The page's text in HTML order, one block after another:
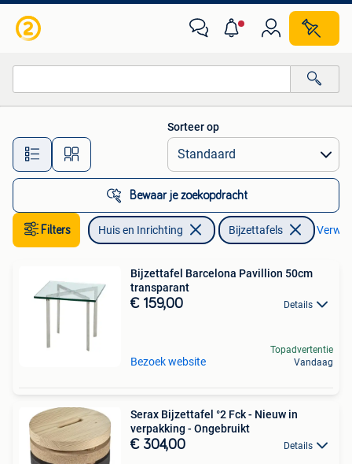
Alle afstanden…
Sorteer op
Bewaar je zoekopdracht
Filters Huis en Inrichting Bijzettafels
Bijzettafel Barcelona Pavillion 50cm
transparant
€ 159,00 Details
Bezoek website
Topadvertentie
Vandaag
Serax Bijzettafel °2 Fck - Nieuw in
verpakking - Ongebruikt
€ 304,00 Details